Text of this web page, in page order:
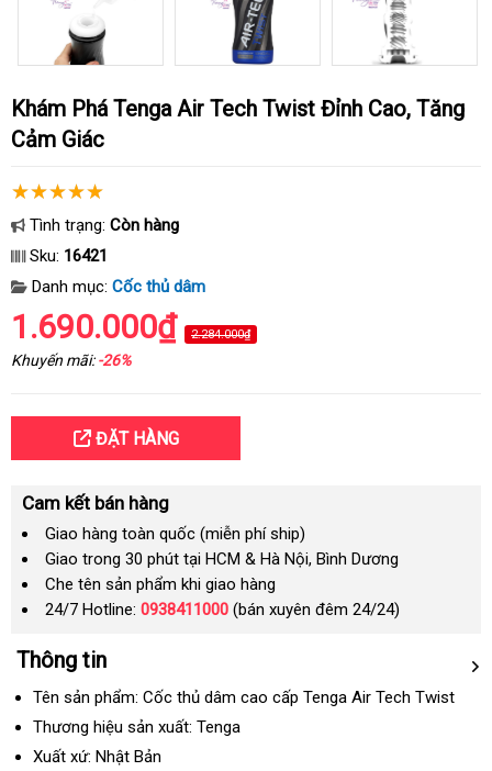
Khám Phá Tenga Air Tech Twist Đỉnh Cao, Tăng
Cảm Giác
Tình trạng: Còn hàng
Sku: 16421
Danh mục: Cốc thủ dâm
1.690.000₫ 2.284.000₫
Khuyến mãi:-26%
ĐẶT HÀNG
Cam kết bán hàng
Giao hàng toàn quốc (miễn phí ship)
Giao trong 30 phút tại HCM & Hà Nội, Bình Dương
Che tên sản phẩm khi giao hàng
24/7 Hotline: 0938411000 (bán xuyên đêm 24/24)
Thông tin
Tên sản phẩm: Cốc thủ dâm cao cấp Tenga Air Tech Twist
Thương hiệu sản xuất: Tenga
Xuất xứ: Nhật Bản